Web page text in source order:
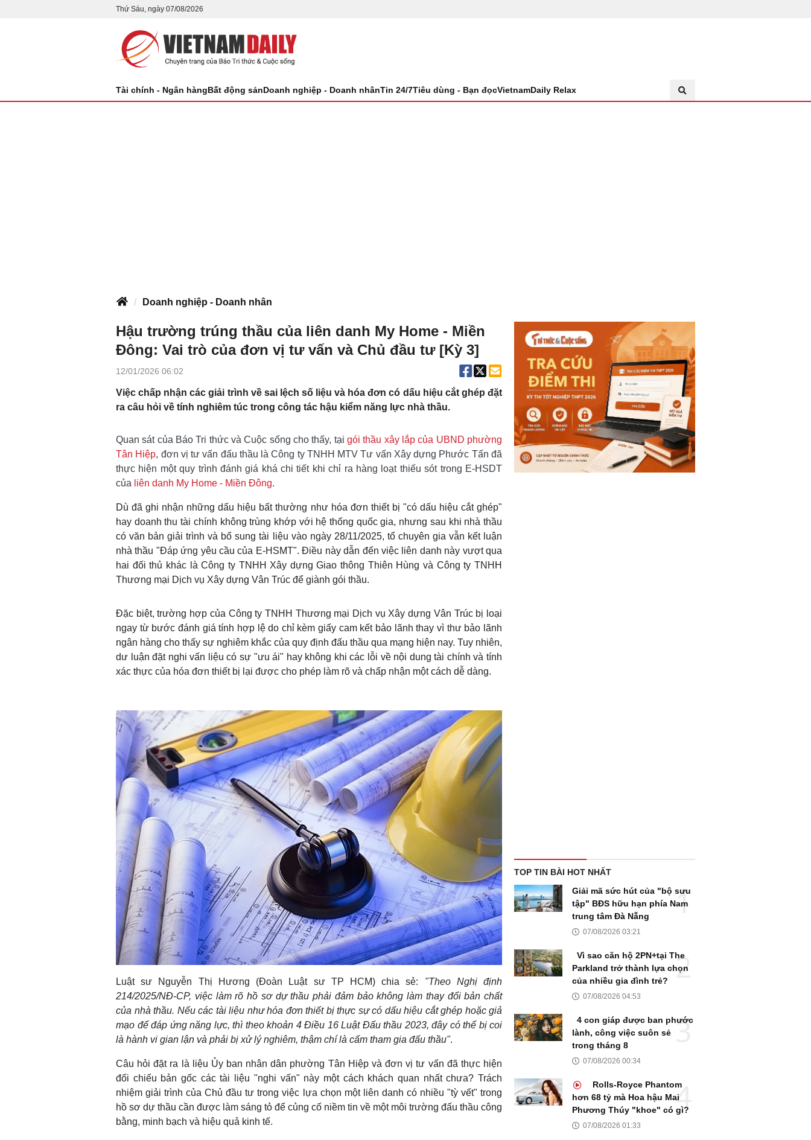
Thứ Sáu, ngày 07/08/2026
Tài chính - Ngân hàngBất động sảnDoanh nghiệp - Doanh nhânTin 24/7Tiêu dùng - Bạn đọcVietnamDaily Relax
Doanh nghiệp - Doanh nhân
Hậu trường trúng thầu của liên danh My Home - Miền
Đông: Vai trò của đơn vị tư vấn và Chủ đầu tư [Kỳ 3]
12/01/2026 06:02
Việc chấp nhận các giải trình về sai lệch số liệu và hóa đơn có dấu hiệu cắt ghép đặt
ra câu hỏi về tính nghiêm túc trong công tác hậu kiểm năng lực nhà thầu.
Quan sát của Báo Tri thức và Cuộc sống cho thấy, tại gói thầu xây lắp của UBND phường
Tân Hiệp, đơn vị tư vấn đấu thầu là Công ty TNHH MTV Tư vấn Xây dựng Phước Tấn đã
thực hiện một quy trình đánh giá khá chi tiết khi chỉ ra hàng loạt thiếu sót trong E-HSDT
của liên danh My Home - Miền Đông.
Dù đã ghi nhận những dấu hiệu bất thường như hóa đơn thiết bị "có dấu hiệu cắt ghép"
hay doanh thu tài chính không trùng khớp với hệ thống quốc gia, nhưng sau khi nhà thầu
có văn bản giải trình và bổ sung tài liệu vào ngày 28/11/2025, tổ chuyên gia vẫn kết luận
nhà thầu "Đáp ứng yêu cầu của E-HSMT". Điều này dẫn đến việc liên danh này vượt qua
hai đối thủ khác là Công ty TNHH Xây dựng Giao thông Thiên Hùng và Công ty TNHH
Thương mại Dịch vụ Xây dựng Vân Trúc để giành gói thầu.
Đặc biệt, trường hợp của Công ty TNHH Thương mại Dịch vụ Xây dựng Vân Trúc bị loại
ngay từ bước đánh giá tính hợp lệ do chỉ kèm giấy cam kết bảo lãnh thay vì thư bảo lãnh
ngân hàng cho thấy sự nghiêm khắc của quy định đấu thầu qua mạng hiện nay. Tuy nhiên,
dư luận đặt nghi vấn liệu có sự "ưu ái" hay không khi các lỗi về nội dung tài chính và tính
xác thực của hóa đơn thiết bị lại được cho phép làm rõ và chấp nhận một cách dễ dàng.
Luật sư Nguyễn Thị Hương (Đoàn Luật sư TP HCM) chia sẻ: "Theo Nghị định
214/2025/NĐ-CP, việc làm rõ hồ sơ dự thầu phải đảm bảo không làm thay đổi bản chất
của nhà thầu. Nếu các tài liệu như hóa đơn thiết bị thực sự có dấu hiệu cắt ghép hoặc giả
mạo để đáp ứng năng lực, thì theo khoản 4 Điều 16 Luật Đấu thầu 2023, đây có thể bị coi
là hành vi gian lận và phải bị xử lý nghiêm, thậm chí là cấm tham gia đấu thầu".
Câu hỏi đặt ra là liệu Ủy ban nhân dân phường Tân Hiệp và đơn vị tư vấn đã thực hiện
đối chiếu bản gốc các tài liệu "nghi vấn" này một cách khách quan nhất chưa? Trách
nhiệm giải trình của Chủ đầu tư trong việc lựa chọn một liên danh có nhiều "tỳ vết" trong
hồ sơ dự thầu cần được làm sáng tỏ để củng cố niềm tin về một môi trường đấu thầu công
bằng, minh bạch và hiệu quả kinh tế.
TOP TIN BÀI HOT NHẤT
Giải mã sức hút của "bộ sưu
tập" BĐS hữu hạn phía Nam
trung tâm Đà Nẵng
07/08/2026 03:21
Vì sao căn hộ 2PN+tại The
Parkland trở thành lựa chọn
của nhiều gia đình trẻ?
07/08/2026 04:53
4 con giáp được ban phước
lành, công việc suôn sẻ
trong tháng 8
07/08/2026 00:34
Rolls-Royce Phantom
hơn 68 tỷ mà Hoa hậu Mai
Phương Thúy "khoe" có gì?
07/08/2026 01:33